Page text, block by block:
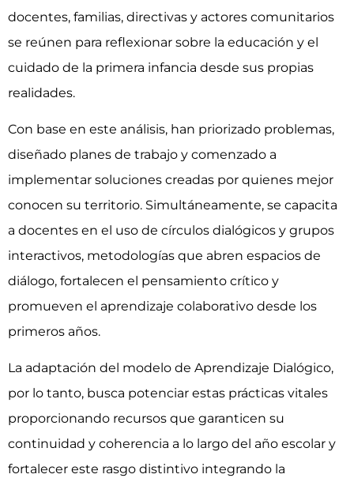
docentes, familias, directivas y actores comunitarios
se reúnen para reflexionar sobre la educación y el
cuidado de la primera infancia desde sus propias
realidades.
Con base en este análisis, han priorizado problemas,
diseñado planes de trabajo y comenzado a
implementar soluciones creadas por quienes mejor
conocen su territorio. Simultáneamente, se capacita
a docentes en el uso de círculos dialógicos y grupos
interactivos, metodologías que abren espacios de
diálogo, fortalecen el pensamiento crítico y
promueven el aprendizaje colaborativo desde los
primeros años.
La adaptación del modelo de Aprendizaje Dialógico,
por lo tanto, busca potenciar estas prácticas vitales
proporcionando recursos que garanticen su
continuidad y coherencia a lo largo del año escolar y
fortalecer este rasgo distintivo integrando la